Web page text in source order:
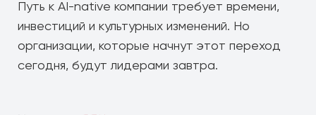
Путь к AI-native компании требует времени,
инвестиций и культурных изменений. Но
организации, которые начнут этот переход
сегодня, будут лидерами завтра.